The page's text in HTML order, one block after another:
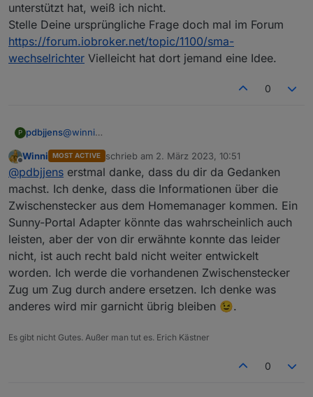
habe ich allerdings auch nicht. Besonders ärgerlich für
alten abgelöst hat und bei dem diese Dosen nicht mehr
unterstützt werden.
unterstützt hat, weiß ich nicht.
Stelle Deine ursprüngliche Frage doch mal im Forum
https://forum.iobroker.net/topic/1100/sma-
wechselrichter Vielleicht hat dort jemand eine Idee.
0
P pdbjjens@winni
wohl mittlerweile obsolet. Und ob der die
Steckdosendaten unterstützt hat, weiß ich nicht.
Stelle Deine ursprüngliche Frage doch mal im Forum
https://forum.iobroker.net/topic/1100/sma-
wechselrichterVielleicht hat dort jemand eine Idee.
Offline
Winni MOST ACTIVE schrieb am 2. März 2023, 10:51
zuletzt editiert von
@pdbjjens erstmal danke, dass du dir da Gedanken
machst. Ich denke, dass die Informationen über die
Zwischenstecker aus dem Homemanager kommen. Ein
Sunny-Portal Adapter könnte das wahrscheinlich auch
leisten, aber der von dir erwähnte konnte das leider
nicht, ist auch recht bald nicht weiter entwickelt
worden. Ich werde die vorhandenen Zwischenstecker
Zug um Zug durch andere ersetzen. Ich denke was
anderes wird mir garnicht übrig bleiben 😉.
Es gibt nicht Gutes. Außer man tut es. Erich Kästner
0